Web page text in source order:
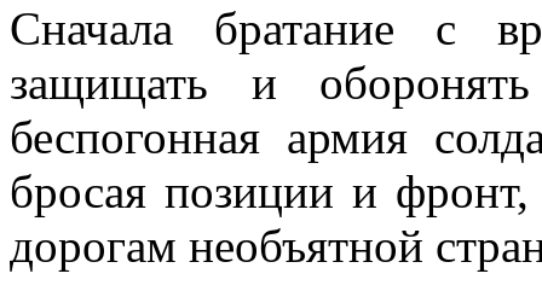
Сначала братание с
защищать и
беспогонная армия
бросая позиции и
дорогам необъятной